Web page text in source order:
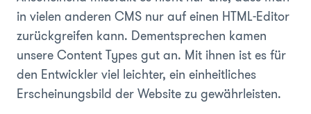
in vielen anderen CMS nur auf einen HTML-Editor
zurückgreifen kann. Dementsprechen kamen
unsere Content Types gut an. Mit ihnen ist es für
den Entwickler viel leichter, ein einheitliches
Erscheinungsbild der Website zu gewährleisten.